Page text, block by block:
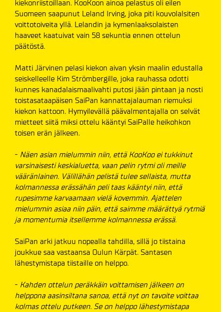
kiekonriistoillaan. KooKoon ainoa pelastus oli eilen
Suomeen saapunut Leland Irving, joka piti kouvolalsiten
voittotoiveita yllä. Lelandin ja kymenlaaksolaisten
haaveet kaatuivat vain 58 sekuntia ennen ottelun
päätöstä.
Matti Järvinen pelasi kiekon aivan yksin maalin edustalla
seiskelleelle Kim Strömbergille, joka rauhassa odotti
kunnes kanadalaismaalivahti putosi jään pintaan ja nosti
toistasataapäisen SaiPan kannattajalauman riemuksi
kiekon kattoon. Hymyilevällä päävalmentajalla on selvät
mietteet siitä miksi ottelu kääntyi SaiPalle heikohkon
toisen erän jälkeen.
- Näen asian mielummin niin, että KooKoo ei tukkinut
varsinaisesti keskialuetta, vaan pelin rytmi oli meille
vääränlainen. Välillähän pelistä tulee sellaista, mutta
kolmannessa erässähän peli taas kääntyi niin, että
rupesimme karvaamaan vielä kovemmin. Ajattelen
mielummin asiaa niin päin, että saimme määrättyä rytmiä
ja momentumia itsellemme kolmannessa erässä.
SaiPan arki jatkuu nopealla tahdilla, sillä jo tiistaina
joukkue saa vastaansa Oulun Kärpät. Santasen
lähestymistapa tiistaille on helppo.
- Kahden ottelun peräkkäin voittamisen jälkeen on
helppona aasinsiltana sanoa, että nyt on tavoite voittaa
kolmas ottelu putkeen. Se on helppo lähestymistapa